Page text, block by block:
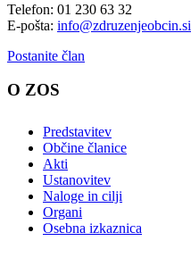
Telefon: 01 230 63 32
E-pošta: info@zdruzenjeobcin.si
Postanite član
O ZOS
Predstavitev
Občine članice
Akti
Ustanovitev
Naloge in cilji
Organi
Osebna izkaznica